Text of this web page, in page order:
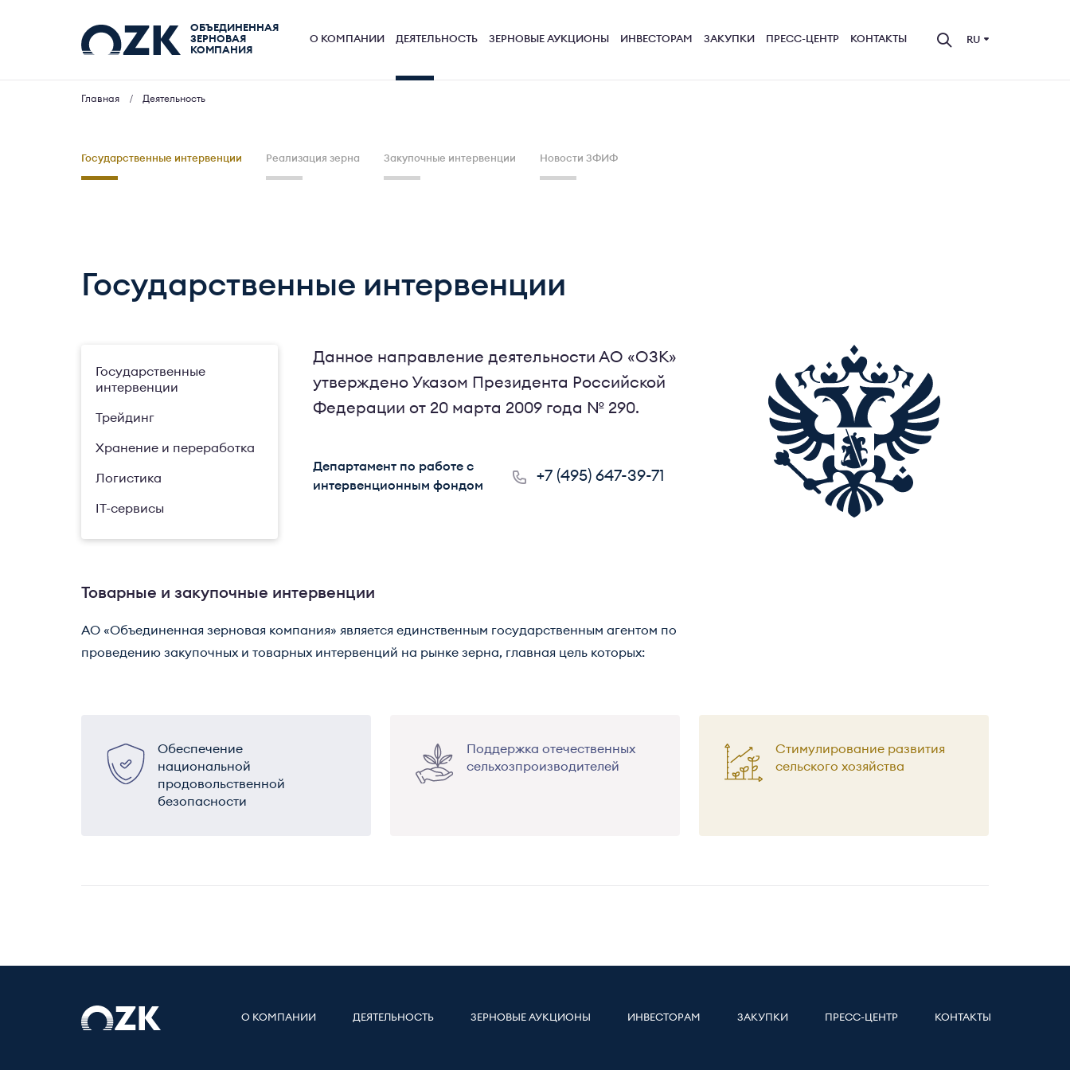
ОБЪЕДИНЕННАЯ
ЗЕРНОВАЯ
КОМПАНИЯ
О КОМПАНИИ ДЕЯТЕЛЬНОСТЬ ЗЕРНОВЫЕ АУКЦИОНЫ ИНВЕСТОРАМ ЗАКУПКИ ПРЕСС-ЦЕНТР КОНТАКТЫ RU
Главная Деятельность
Государственные интервенции Реализация зерна Закупочные интервенции Новости ЗФИФ
Государственные интервенции
Государственные
интервенции
Трейдинг
Хранение и переработка
Логистика
IT-сервисы
Данное направление деятельности АО «ОЗК»
утверждено Указом Президента Российской
Федерации от 20 марта 2009 года № 290.
Департамент по работе с
интервенционным фондом
+7 (495) 647-39-71
Товарные и закупочные интервенции
АО «Объединенная зерновая компания» является единственным государственным агентом по
проведению закупочных и товарных интервенций на рынке зерна, главная цель которых:
Обеспечение
национальной
продовольственной
безопасности
Поддержка отечественных
сельхозпроизводителей
Стимулирование развития
сельского хозяйства
О КОМПАНИИ ДЕЯТЕЛЬНОСТЬ ЗЕРНОВЫЕ АУКЦИОНЫ ИНВЕСТОРАМ ЗАКУПКИ ПРЕСС-ЦЕНТР КОНТАКТЫ